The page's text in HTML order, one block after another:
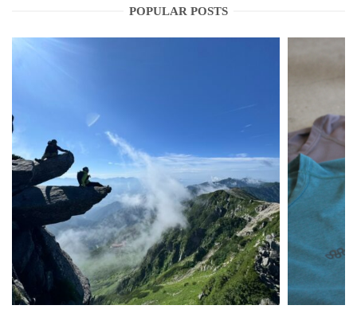
POPULAR POSTS